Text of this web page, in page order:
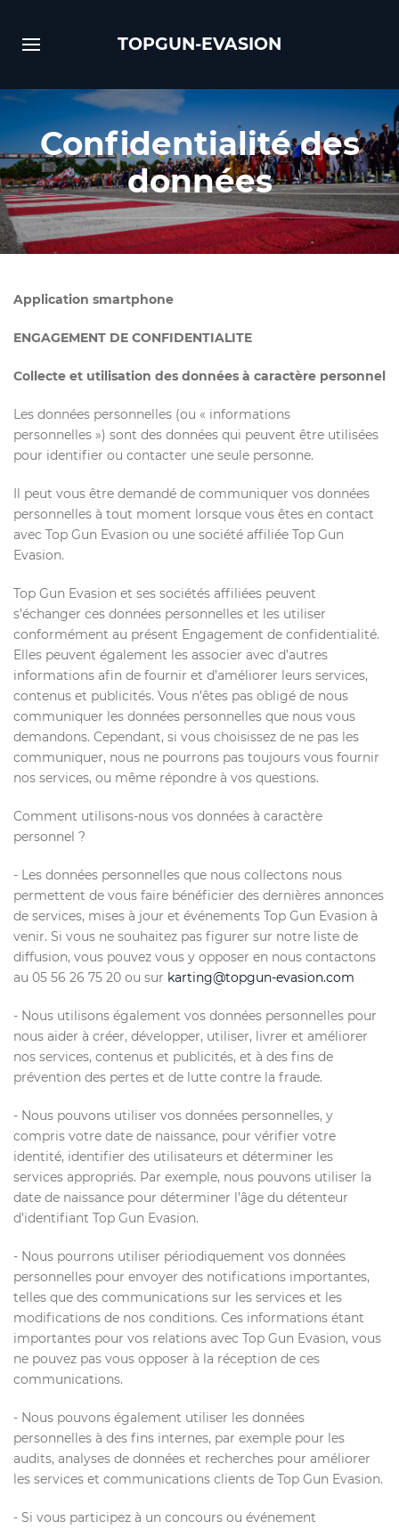
TOPGUN-EVASION
Confidentialité des
données
Application smartphone
ENGAGEMENT DE CONFIDENTIALITE
Collecte et utilisation des données à caractère personnel
Les données personnelles (ou « informations
personnelles ») sont des données qui peuvent être utilisées
pour identifier ou contacter une seule personne.
Il peut vous être demandé de communiquer vos données
personnelles à tout moment lorsque vous êtes en contact
avec Top Gun Evasion ou une société affiliée Top Gun
Evasion.
Top Gun Evasion et ses sociétés affiliées peuvent
s’échanger ces données personnelles et les utiliser
conformément au présent Engagement de confidentialité.
Elles peuvent également les associer avec d’autres
informations afin de fournir et d’améliorer leurs services,
contenus et publicités. Vous n’êtes pas obligé de nous
communiquer les données personnelles que nous vous
demandons. Cependant, si vous choisissez de ne pas les
communiquer, nous ne pourrons pas toujours vous fournir
nos services, ou même répondre à vos questions.
Comment utilisons-nous vos données à caractère
personnel ?
- Les données personnelles que nous collectons nous
permettent de vous faire bénéficier des dernières annonces
de services, mises à jour et événements Top Gun Evasion à
venir. Si vous ne souhaitez pas figurer sur notre liste de
diffusion, vous pouvez vous y opposer en nous contactons
au 05 56 26 75 20 ou sur karting@topgun-evasion.com
- Nous utilisons également vos données personnelles pour
nous aider à créer, développer, utiliser, livrer et améliorer
nos services, contenus et publicités, et à des fins de
prévention des pertes et de lutte contre la fraude.
- Nous pouvons utiliser vos données personnelles, y
compris votre date de naissance, pour vérifier votre
identité, identifier des utilisateurs et déterminer les
services appropriés. Par exemple, nous pouvons utiliser la
date de naissance pour déterminer l’âge du détenteur
d’identifiant Top Gun Evasion.
- Nous pourrons utiliser périodiquement vos données
personnelles pour envoyer des notifications importantes,
telles que des communications sur les services et les
modifications de nos conditions. Ces informations étant
importantes pour vos relations avec Top Gun Evasion, vous
ne pouvez pas vous opposer à la réception de ces
communications.
- Nous pouvons également utiliser les données
personnelles à des fins internes, par exemple pour les
audits, analyses de données et recherches pour améliorer
les services et communications clients de Top Gun Evasion.
- Si vous participez à un concours ou événement